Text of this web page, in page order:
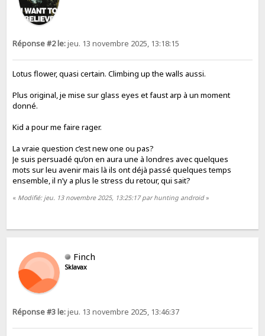
Réponse #2 le:jeu. 13 novembre 2025, 13:18:15
Lotus flower, quasi certain. Climbing up the walls aussi.
Plus original, je mise sur glass eyes et faust arp à un moment
donné.
Kid a pour me faire rager.
La vraie question c’est new one ou pas?
Je suis persuadé qu’on en aura une à londres avec quelques
mots sur leu avenir mais là ils ont déjà passé quelques temps
ensemble, il n’y a plus le stress du retour, qui sait?
« Modifié: jeu. 13 novembre 2025, 13:25:17 par hunting android»
Finch
Sklavax
Réponse #3 le:jeu. 13 novembre 2025, 13:46:37